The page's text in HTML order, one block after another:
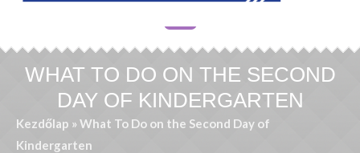
WHAT TO DO ON THE SECOND
DAY OF KINDERGARTEN
Kezdőlap » What To Do on the Second Day of
Kindergarten